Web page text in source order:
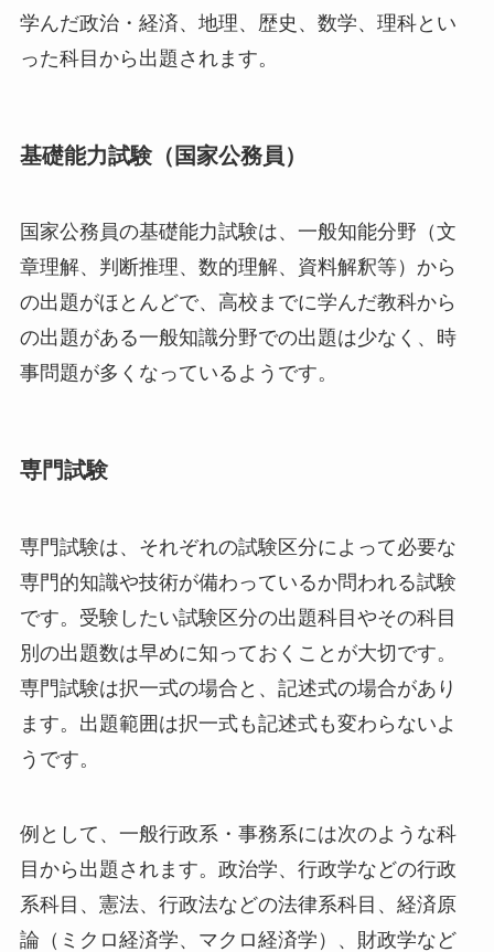
学んだ政治・経済、地理、歴史、数学、理科とい
った科目から出題されます。
基礎能力試験（国家公務員）
国家公務員の基礎能力試験は、一般知能分野（文
章理解、判断推理、数的理解、資料解釈等）から
の出題がほとんどで、高校までに学んだ教科から
の出題がある一般知識分野での出題は少なく、時
事問題が多くなっているようです。
専門試験
専門試験は、それぞれの試験区分によって必要な
専門的知識や技術が備わっているか問われる試験
です。受験したい試験区分の出題科目やその科目
別の出題数は早めに知っておくことが大切です。
専門試験は択一式の場合と、記述式の場合があり
ます。出題範囲は択一式も記述式も変わらないよ
うです。
例として、一般行政系・事務系には次のような科
目から出題されます。政治学、行政学などの行政
系科目、憲法、行政法などの法律系科目、経済原
論（ミクロ経済学、マクロ経済学）、財政学など